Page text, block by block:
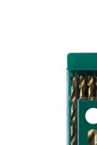
FICHAS TÉCNICAS